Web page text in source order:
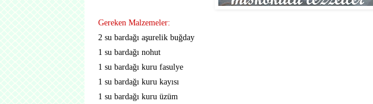
Gereken Malzemeler:
2 su bardağı aşurelik buğday
1 su bardağı nohut
1 su bardağı kuru fasulye
1 su bardağı kuru kayısı
1 su bardağı kuru üzüm